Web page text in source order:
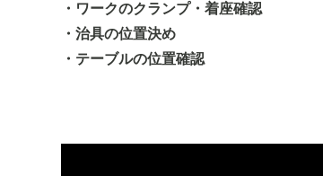
・ワークのクランプ・着座確認
・治具の位置決め
・テーブルの位置確認